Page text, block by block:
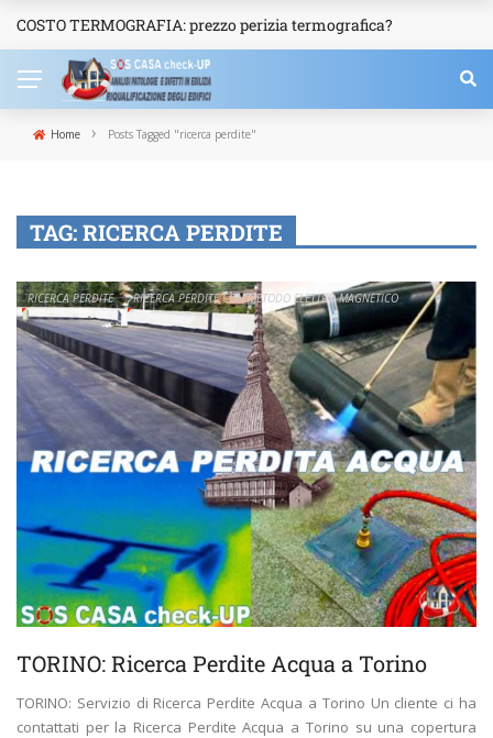
NEWS
COSTO TERMOGRAFIA: prezzo perizia termografica?
Home › Posts Tagged "ricerca perdite"
TAG:RICERCA PERDITE
RICERCA PERDITE RICERCA PERDITE CON METODO ELETTRO MAGNETICO
TORINO: Ricerca Perdite Acqua a Torino
TORINO: Servizio di Ricerca Perdite Acqua a Torino Un cliente ci ha
contattati per la Ricerca Perdite Acqua a Torino su una copertura